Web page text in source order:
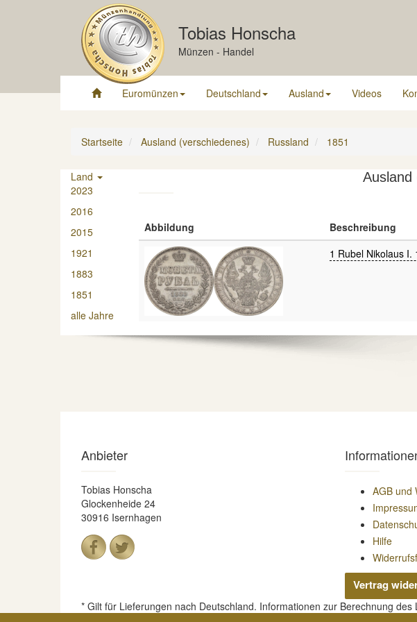
Tobias Honscha
Münzen - Handel
Euromünzen Deutschland Ausland Videos
Startseite Ausland (verschiedenes) Russland 1851
Land
2023
2016
2015
1921
1883
1851
alle Jahre
Ausland
Abbildung Beschreibung
1 Rubel Nikolaus I.
Anbieter
Tobias Honscha
Glockenheide 24
30916 Isernhagen
AGB und
Hilfe
Vertrag
* Gilt für Lieferungen nach Deutschland. Informationen zur Berechnung